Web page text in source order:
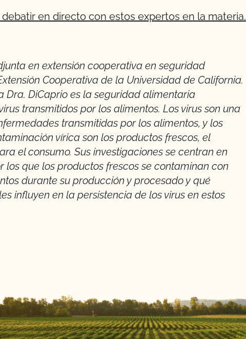
en directo con estos expertos en la materia.
en extensión cooperativa en seguridad
Cooperativa de la Universidad de California.
Dra. DiCaprio es la seguridad alimentaria
transmitidos por los alimentos. Los virus son una
transmitidas por los alimentos, y los
vírica son los productos frescos, el
el consumo. Sus investigaciones se centran en
que los productos frescos se contaminan con
durante su producción y procesado y qué
influyen en la persistencia de los virus en estos